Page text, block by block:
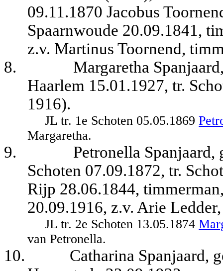
09.11.1870 Jacobus
Spaarnwoude 20.09.1841,
z.v. Martinus Toornend,
8.
Margaretha
Haarlem 15.01.1927, tr.
1916).
JL tr. 1e Schoten 05.05.1869
Margaretha.
9.
Petronella
Schoten 07.09.1872, tr.
Rijp 28.06.1844,
20.09.1916, z.v. Arie
JL tr. 2e Schoten 13.05.1874
van Petronella.
10.
Catharina Spanjaard,